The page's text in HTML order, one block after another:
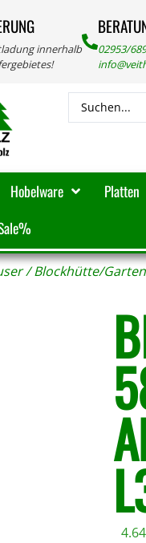
innerhalb
02953/
Hobelware Platten
/ Blockhütte/